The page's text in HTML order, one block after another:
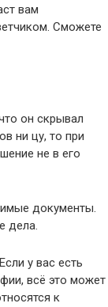
вам
Сможете
он скрывал
ни цу, то при
не в его
документы.
дела.
у вас есть
всё это может
к